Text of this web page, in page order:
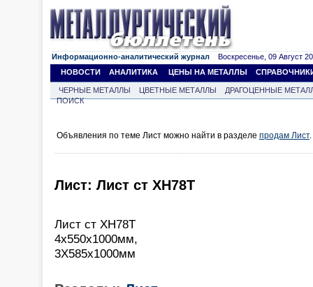
Информационно-аналитический журнал Воскресенье, 09 Август
НОВОСТИ
АНАЛИТИКА ЦЕНЫ НА МЕТАЛЛЫ
ЧЕРНЫЕ МЕТАЛЛЫ ЦВЕТНЫЕ МЕТАЛЛЫ
ДРАГОЦЕННЫЕ
ПОИСК
Объявления по теме Лист можно найти в разделе продам Лист.
Лист: Лист ст ХН78Т
Лист ст ХН78Т
4х550х1000мм,
3Х585х1000мм